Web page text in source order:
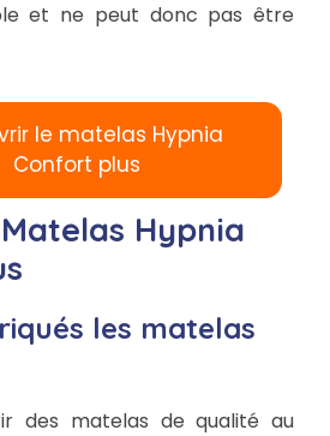
et ne peut donc pas être
le matelas Hypnia
Confort plus
Hypnia
les matelas
des matelas de qualité au